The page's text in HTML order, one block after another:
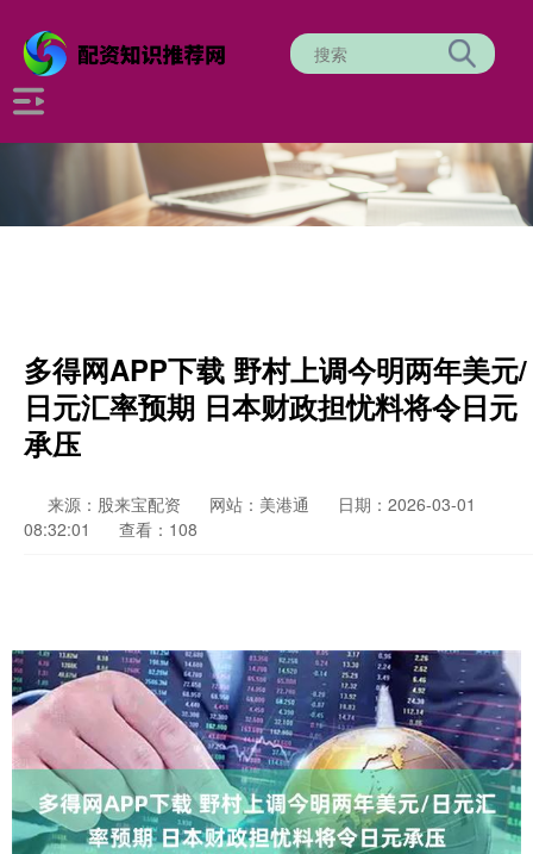
多得网APP下载 野村上调今明两年美元/
日元汇率预期 日本财政担忧料将令日元
承压
来源：股来宝配资 网站：美港通
日期：2026-03-01
08:32:01
查看：108